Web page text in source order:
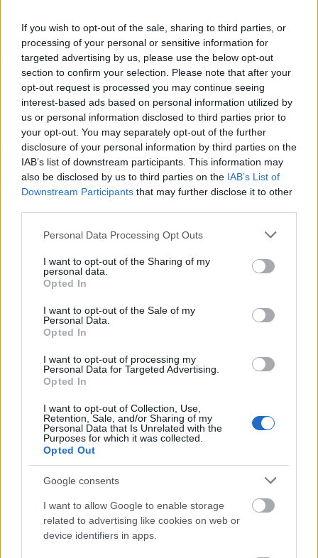
If you wish to opt-out of the sale, sharing to third parties, or
processing of your personal or sensitive information for
targeted advertising by us, please use the below opt-out
section to confirm your selection. Please note that after your
opt-out request is processed you may continue seeing
interest-based ads based on personal information utilized by
us or personal information disclosed to third parties prior to
your opt-out. You may separately opt-out of the further
disclosure of your personal information by third parties on the
IAB’s list of downstream participants. This information may
also be disclosed by us to third parties on the IAB’s List of
Downstream Participants that may further disclose it to other
Please note that this website/app uses one or more Google
not limited to your visit or usage behaviour. You may click to
grant or deny consent to Google and its third-party tags to
use your data for below specified purposes in below Google
consent section.
Personal Data Processing Opt Outs
I want to opt-out of the Sharing of my
personal data.
Opted In
I want to opt-out of the Sale of my
Personal Data.
Opted In
I want to opt-out of processing my
Personal Data for Targeted Advertising.
Opted In
I want to opt-out of Collection, Use,
Retention, Sale, and/or Sharing of my
Personal Data that Is Unrelated with the
Purposes for which it was collected.
Opted Out
Google consents
I want to allow Google to enable storage
related to advertising like cookies on web or
device identifiers in apps.
ορίου θα ενεργοποιούσε μια υποχρεωτική
προσφορά εξαγοράς για το σύνολο των μετοχών.
Υπενθυμίζεται ότι σήμερα η UniCreditανακοίνωσε
ρεκόρ κερδών, καθώς για την περίοδο
Ιανουαρίου-Μαρτίου τα καθαρά κέρδη αυξήθηκαν
16% σε ετήσια βάση στα 3,2 δισ. ευρώ, το
υψηλότερο τριμηνιαίο αποτέλεσμα που έχει
καταγραφεί ποτέ και πολύ πάνω από την εκτίμηση
των αναλυτών που παρείχε η τράπεζα, η οποία
ανέρχεται σε 2,7 δισ. ευρώ.